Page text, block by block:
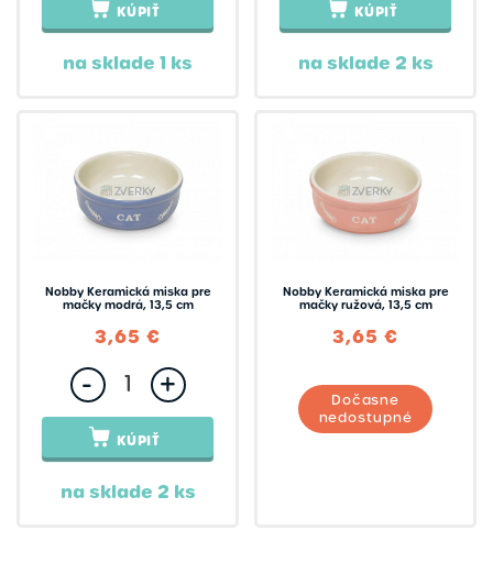
KÚPIŤ
na sklade 1 ks
KÚPIŤ
na sklade 2 ks
Nobby Keramická miska pre
mačky modrá, 13,5 cm
3,65 €
- +
KÚPIŤ
na sklade 2 ks
Nobby Keramická miska pre
mačky ružová, 13,5 cm
3,65 €
Dočasne
nedostupné